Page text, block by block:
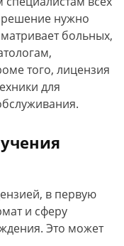
нужно
больных,
того, лицензия
для
в первую
и сферу
Это может